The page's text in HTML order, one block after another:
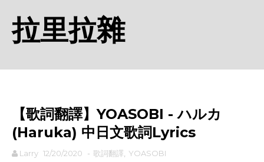
拉里拉雜
【歌詞翻譯】YOASOBI - ハルカ
(Haruka) 中日文歌詞Lyrics
Larry 12/20/2020 - 歌詞翻譯 YOASOBI